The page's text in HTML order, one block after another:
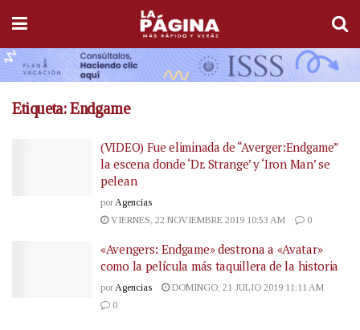
Etiqueta:Endgame
(VIDEO) Fue eliminada de “Averger:Endgame”
la escena donde ‘Dr. Strange’ y ‘Iron Man’ se
pelean
por Agencias
VIERNES, 22 NOVIEMBRE 2019 10:53 AM
0
«Avengers: Endgame» destrona a «Avatar»
como la película más taquillera de la historia
por Agencias
DOMINGO, 21 JULIO 2019 11:11 AM
0